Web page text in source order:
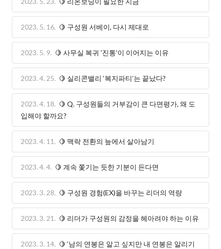
2023. 5. 16. 🍋 구성원 서베이, 다시 제대로
2023. 5. 9. 🍋 사무실 복귀 '진통'이 이어지는 이유
2023. 4. 25. 🍋 실리콘밸리 ‘복지파티’는 끝났다?
2023. 4. 18. 🍋 Q. 구성원들의 거부감이 큰 다면평가, 왜 도
입해야 할까요?
2023. 4. 11. 🍋 맥락 전환의 늪에서 살아남기
2023. 4. 4. 🍋 계속 쫓기는 듯한 기분이 든다면
2023. 3. 28. 🍋 구성원 경험(EX)을 바꾸는 리더의 역량
2023. 3. 21. 🍋 리더가 구성원의 감정을 헤아려야 하는 이유
2023. 3. 14. 🍋 ‘남의 연봉은 알고 싶지만 내 연봉은 알리기